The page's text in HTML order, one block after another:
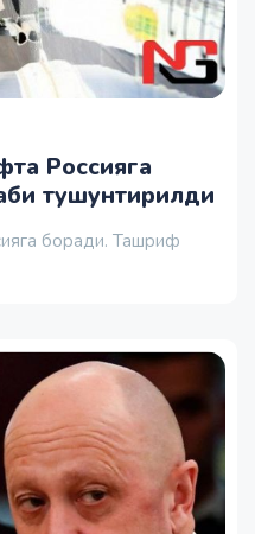
Россияга
тушунтирилди
боради. Ташриф